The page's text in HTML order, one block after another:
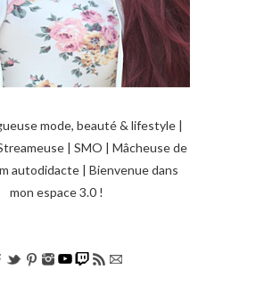
mode, beauté & lifestyle |
| SMO | Mâcheuse de
autodidacte | Bienvenue dans
mon espace 3.0 !